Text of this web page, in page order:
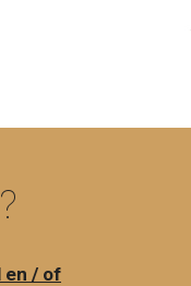
en / of